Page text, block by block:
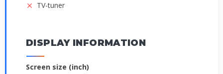
TV-tuner
DISPLAY INFORMATION
Screen size (inch)